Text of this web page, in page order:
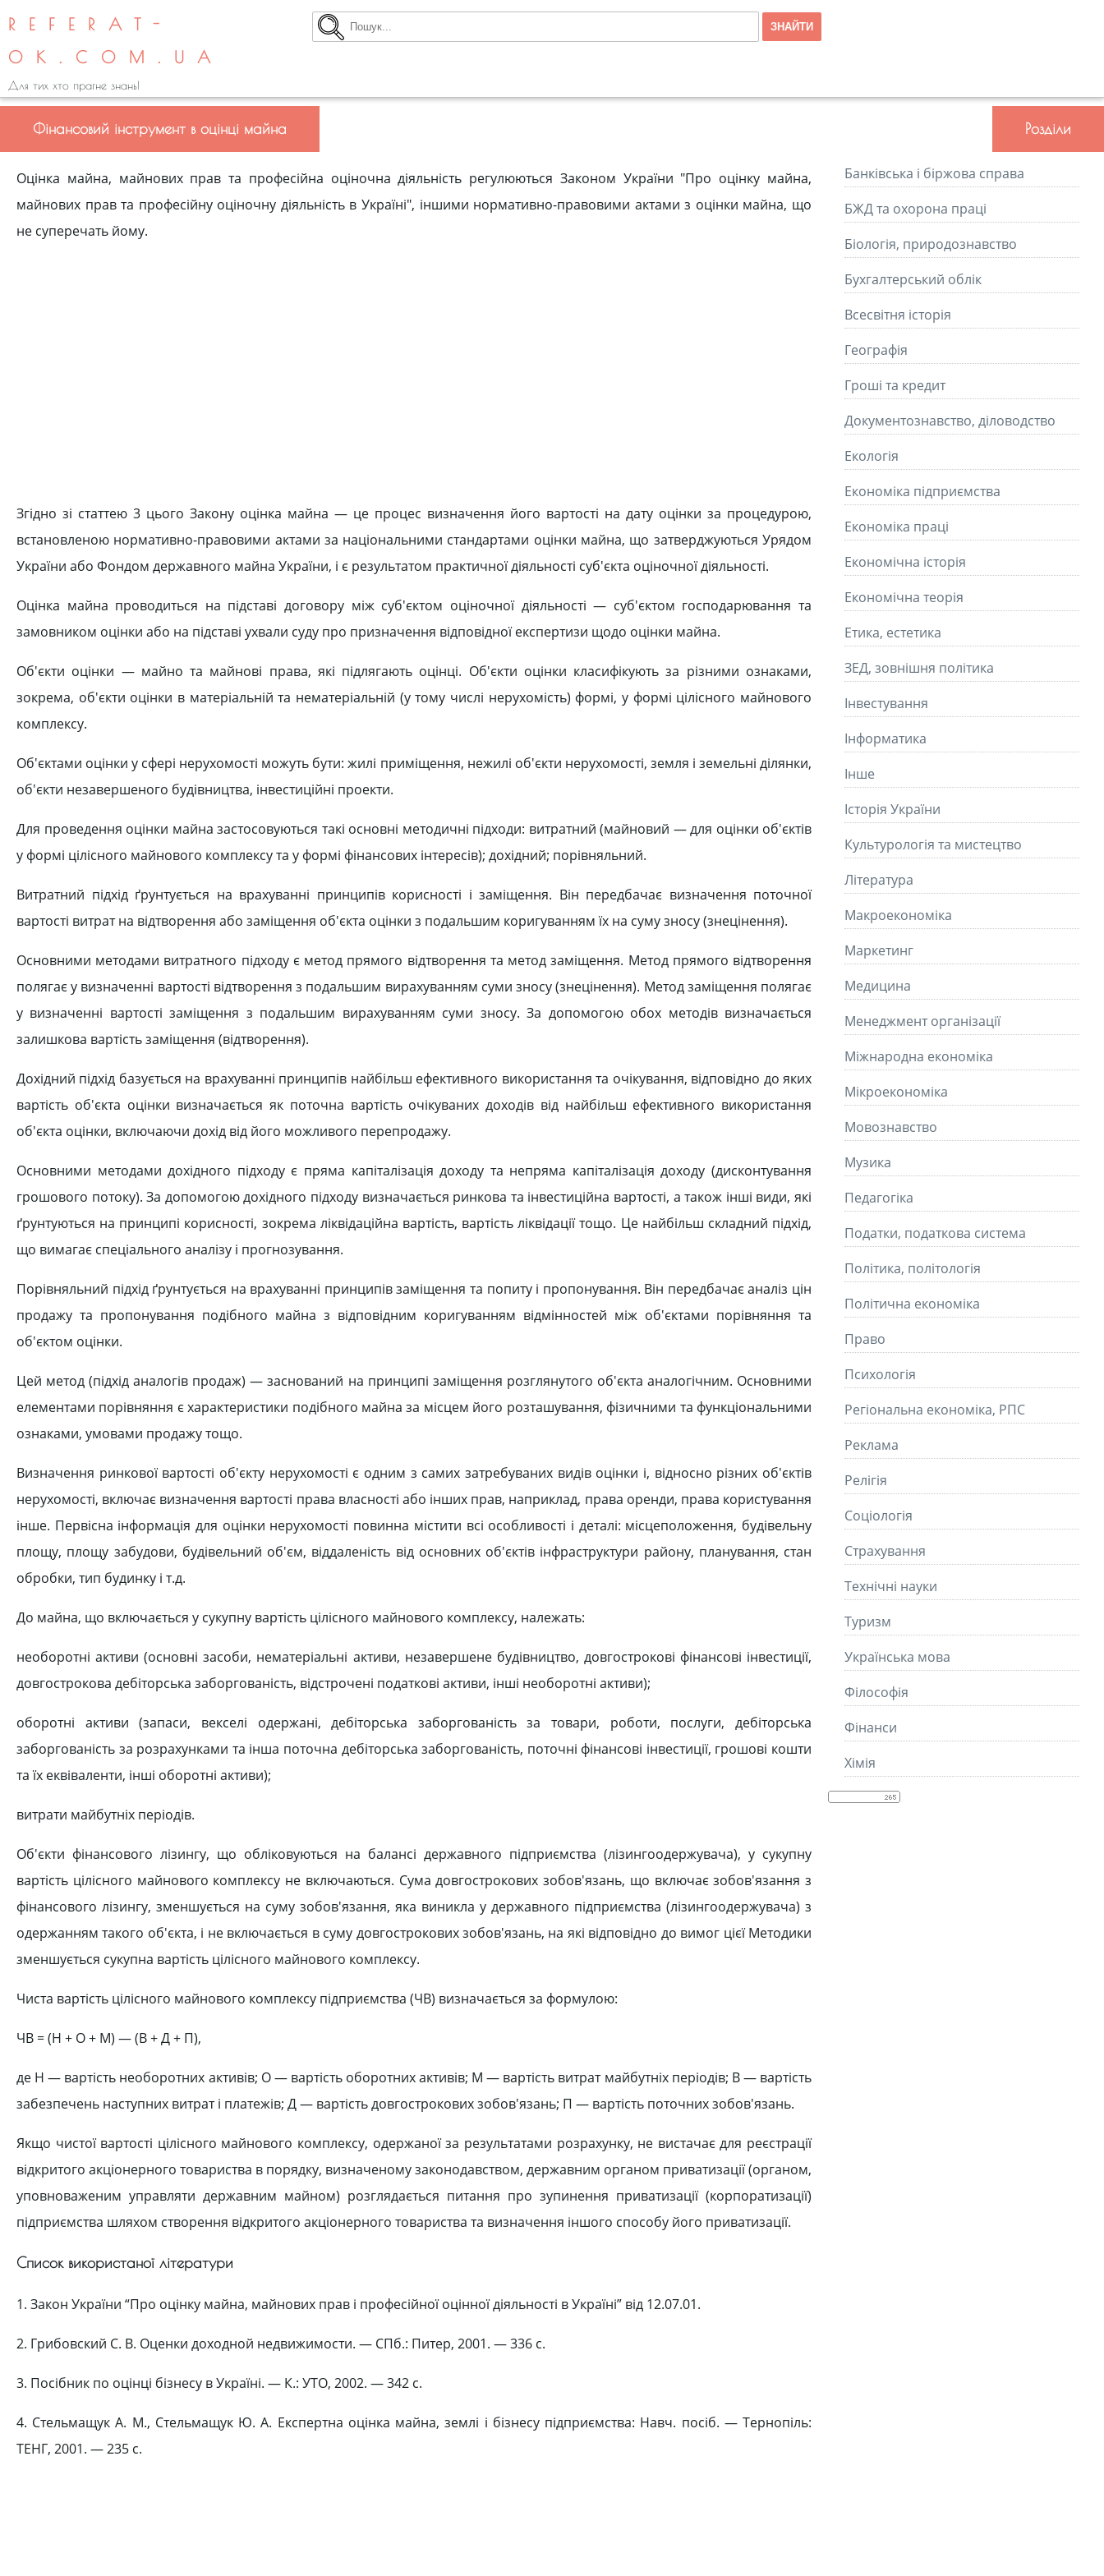
REFERAT-
OK.COM.UA
Для тих хто прагне знань!
Фінансовий інструмент в оцінці майна
Оцінка майна, майнових прав та професійна оціночна діяльність регулюються Законом України "Про оцінку майна,
майнових прав та професійну оціночну діяльність в Україні", іншими нормативно-правовими актами з оцінки майна, що
не суперечать йому.
Згідно зі статтею 3 цього Закону оцінка майна — це процес визначення його вартості на дату оцінки за процедурою,
встановленою нормативно-правовими актами за національними стандартами оцінки майна, що затверджуються Урядом
України або Фондом державного майна України, і є результатом практичної діяльності суб'єкта оціночної діяльності.
Оцінка майна проводиться на підставі договору між суб'єктом оціночної діяльності — суб'єктом господарювання та
замовником оцінки або на підставі ухвали суду про призначення відповідної експертизи щодо оцінки майна.
Об'єкти оцінки — майно та майнові права, які підлягають оцінці. Об'єкти оцінки класифікують за різними ознаками,
зокрема, об'єкти оцінки в матеріальній та нематеріальній (у тому числі нерухомість) формі, у формі цілісного майнового
комплексу.
Об'єктами оцінки у сфері нерухомості можуть бути: жилі приміщення, нежилі об'єкти нерухомості, земля і земельні ділянки,
об'єкти незавершеного будівництва, інвестиційні проекти.
Для проведення оцінки майна застосовуються такі основні методичні підходи: витратний (майновий — для оцінки об'єктів
у формі цілісного майнового комплексу та у формі фінансових інтересів); дохідний; порівняльний.
Витратний підхід ґрунтується на врахуванні принципів корисності і заміщення. Він передбачає визначення поточної
вартості витрат на відтворення або заміщення об'єкта оцінки з подальшим коригуванням їх на суму зносу (знецінення).
Основними методами витратного підходу є метод прямого відтворення та метод заміщення. Метод прямого відтворення
полягає у визначенні вартості відтворення з подальшим вирахуванням суми зносу (знецінення). Метод заміщення полягає
у визначенні вартості заміщення з подальшим вирахуванням суми зносу. За допомогою обох методів визначається
залишкова вартість заміщення (відтворення).
Дохідний підхід базується на врахуванні принципів найбільш ефективного використання та очікування, відповідно до яких
вартість об'єкта оцінки визначається як поточна вартість очікуваних доходів від найбільш ефективного використання
об'єкта оцінки, включаючи дохід від його можливого перепродажу.
Основними методами дохідного підходу є пряма капіталізація доходу та непряма капіталізація доходу (дисконтування
грошового потоку). За допомогою дохідного підходу визначається ринкова та інвестиційна вартості, а також інші види, які
ґрунтуються на принципі корисності, зокрема ліквідаційна вартість, вартість ліквідації тощо. Це найбільш складний підхід,
що вимагає спеціального аналізу і прогнозування.
Порівняльний підхід ґрунтується на врахуванні принципів заміщення та попиту і пропонування. Він передбачає аналіз цін
продажу та пропонування подібного майна з відповідним коригуванням відмінностей між об'єктами порівняння та
об'єктом оцінки.
Цей метод (підхід аналогів продаж) — заснований на принципі заміщення розглянутого об'єкта аналогічним. Основними
елементами порівняння є характеристики подібного майна за місцем його розташування, фізичними та функціональними
ознаками, умовами продажу тощо.
Визначення ринкової вартості об'єкту нерухомості є одним з самих затребуваних видів оцінки і, відносно різних об'єктів
нерухомості, включає визначення вартості права власності або інших прав, наприклад, права оренди, права користування
інше. Первісна інформація для оцінки нерухомості повинна містити всі особливості і деталі: місцеположення, будівельну
площу, площу забудови, будівельний об'єм, віддаленість від основних об'єктів інфраструктури району, планування, стан
обробки, тип будинку і т.д.
До майна, що включається у сукупну вартість цілісного майнового комплексу, належать:
необоротні активи (основні засоби, нематеріальні активи, незавершене будівництво, довгострокові фінансові інвестиції,
довгострокова дебіторська заборгованість, відстрочені податкові активи, інші необоротні активи);
оборотні активи (запаси, векселі одержані, дебіторська заборгованість за товари, роботи, послуги, дебіторська
заборгованість за розрахунками та інша поточна дебіторська заборгованість, поточні фінансові інвестиції, грошові кошти
та їх еквіваленти, інші оборотні активи);
витрати майбутніх періодів.
Об'єкти фінансового лізингу, що обліковуються на балансі державного підприємства (лізингоодержувача), у сукупну
вартість цілісного майнового комплексу не включаються. Сума довгострокових зобов'язань, що включає зобов'язання з
фінансового лізингу, зменшується на суму зобов'язання, яка виникла у державного підприємства (лізингоодержувача) з
одержанням такого об'єкта, і не включається в суму довгострокових зобов'язань, на які відповідно до вимог цієї Методики
зменшується сукупна вартість цілісного майнового комплексу.
Чиста вартість цілісного майнового комплексу підприємства (ЧВ) визначається за формулою:
ЧВ = (Н + О + М) — (В + Д + П),
де Н — вартість необоротних активів; О — вартість оборотних активів; М — вартість витрат майбутніх періодів; В — вартість
забезпечень наступних витрат і платежів; Д — вартість довгострокових зобов'язань; П — вартість поточних зобов'язань.
Якщо чистої вартості цілісного майнового комплексу, одержаної за результатами розрахунку, не вистачає для реєстрації
відкритого акціонерного товариства в порядку, визначеному законодавством, державним органом приватизації (органом,
уповноваженим управляти державним майном) розглядається питання про зупинення приватизації (корпоратизації)
підприємства шляхом створення відкритого акціонерного товариства та визначення іншого способу його приватизації.
Список використаної літератури
1. Закон України “Про оцінку майна, майнових прав і професійної оцінної діяльності в Україні” від 12.07.01.
2. Грибовский С. В. Оценки доходной недвижимости. — СПб.: Питер, 2001. — 336 с.
3. Посібник по оцінці бізнесу в Україні. — К.: УТО, 2002. — 342 с.
4. Стельмащук А. М., Стельмащук Ю. А. Експертна оцінка майна, землі і бізнесу підприємства: Навч. посіб. — Тернопіль:
ТЕНГ, 2001. — 235 с.
Розділи
Банківська і біржова справа
БЖД та охорона праці
Біологія, природознавство
Бухгалтерський облік
Всесвітня історія
Географія
Гроші та кредит
Документознавство, діловодство
Екологія
Економіка підприємства
Економіка праці
Економічна історія
Економічна теорія
Етика, естетика
ЗЕД, зовнішня політика
Інвестування
Інформатика
Інше
Історія України
Культурологія та мистецтво
Літературa
Макроекономіка
Маркетинг
Медицина
Менеджмент організації
Міжнародна економіка
Мікроекономіка
Мовознавство
Музика
Педагогіка
Податки, податкова система
Політика, політологія
Політична економіка
Право
Психологія
Регіональна економіка, РПС
Реклама
Релігія
Соціологія
Страхування
Технічні науки
Туризм
Українська мова
Філософія
Фінанси
Хімія